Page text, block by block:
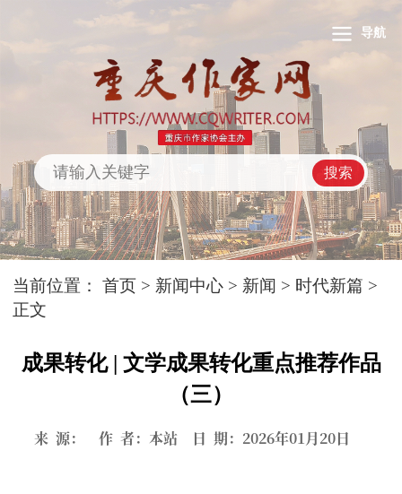
导航
搜索
当前位置：首页 > 新闻中心 > 新闻 > 时代新篇 >
正文
成果转化 | 文学成果转化重点推荐作品
（三）
来 源： 作 者：本站 日 期：2026年01月20日